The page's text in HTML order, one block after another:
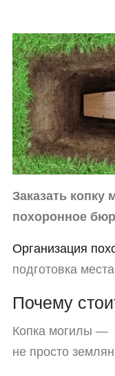
Заказать копку
похоронное
Организация
подготовка места
Почему
Копка могилы —
не просто